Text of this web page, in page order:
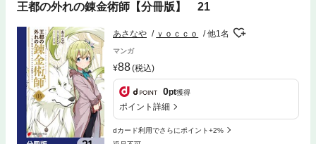
王都の外れの錬金術師【分冊版】 21
あさなや ｙｏｃｃｏ 他1名
マンガ
88(税込)
0pt獲得
ポイント詳細
dカード利用でさらにポイント+2%